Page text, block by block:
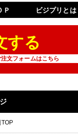
Ｐ ビジプリとは
する
注文フォームはこちら